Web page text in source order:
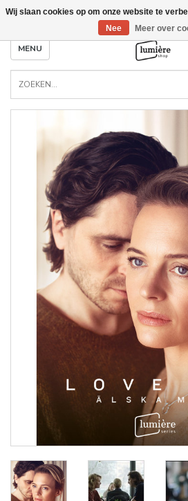
MENU
Wij slaan cookies op om onze website te
Nee
Meer over